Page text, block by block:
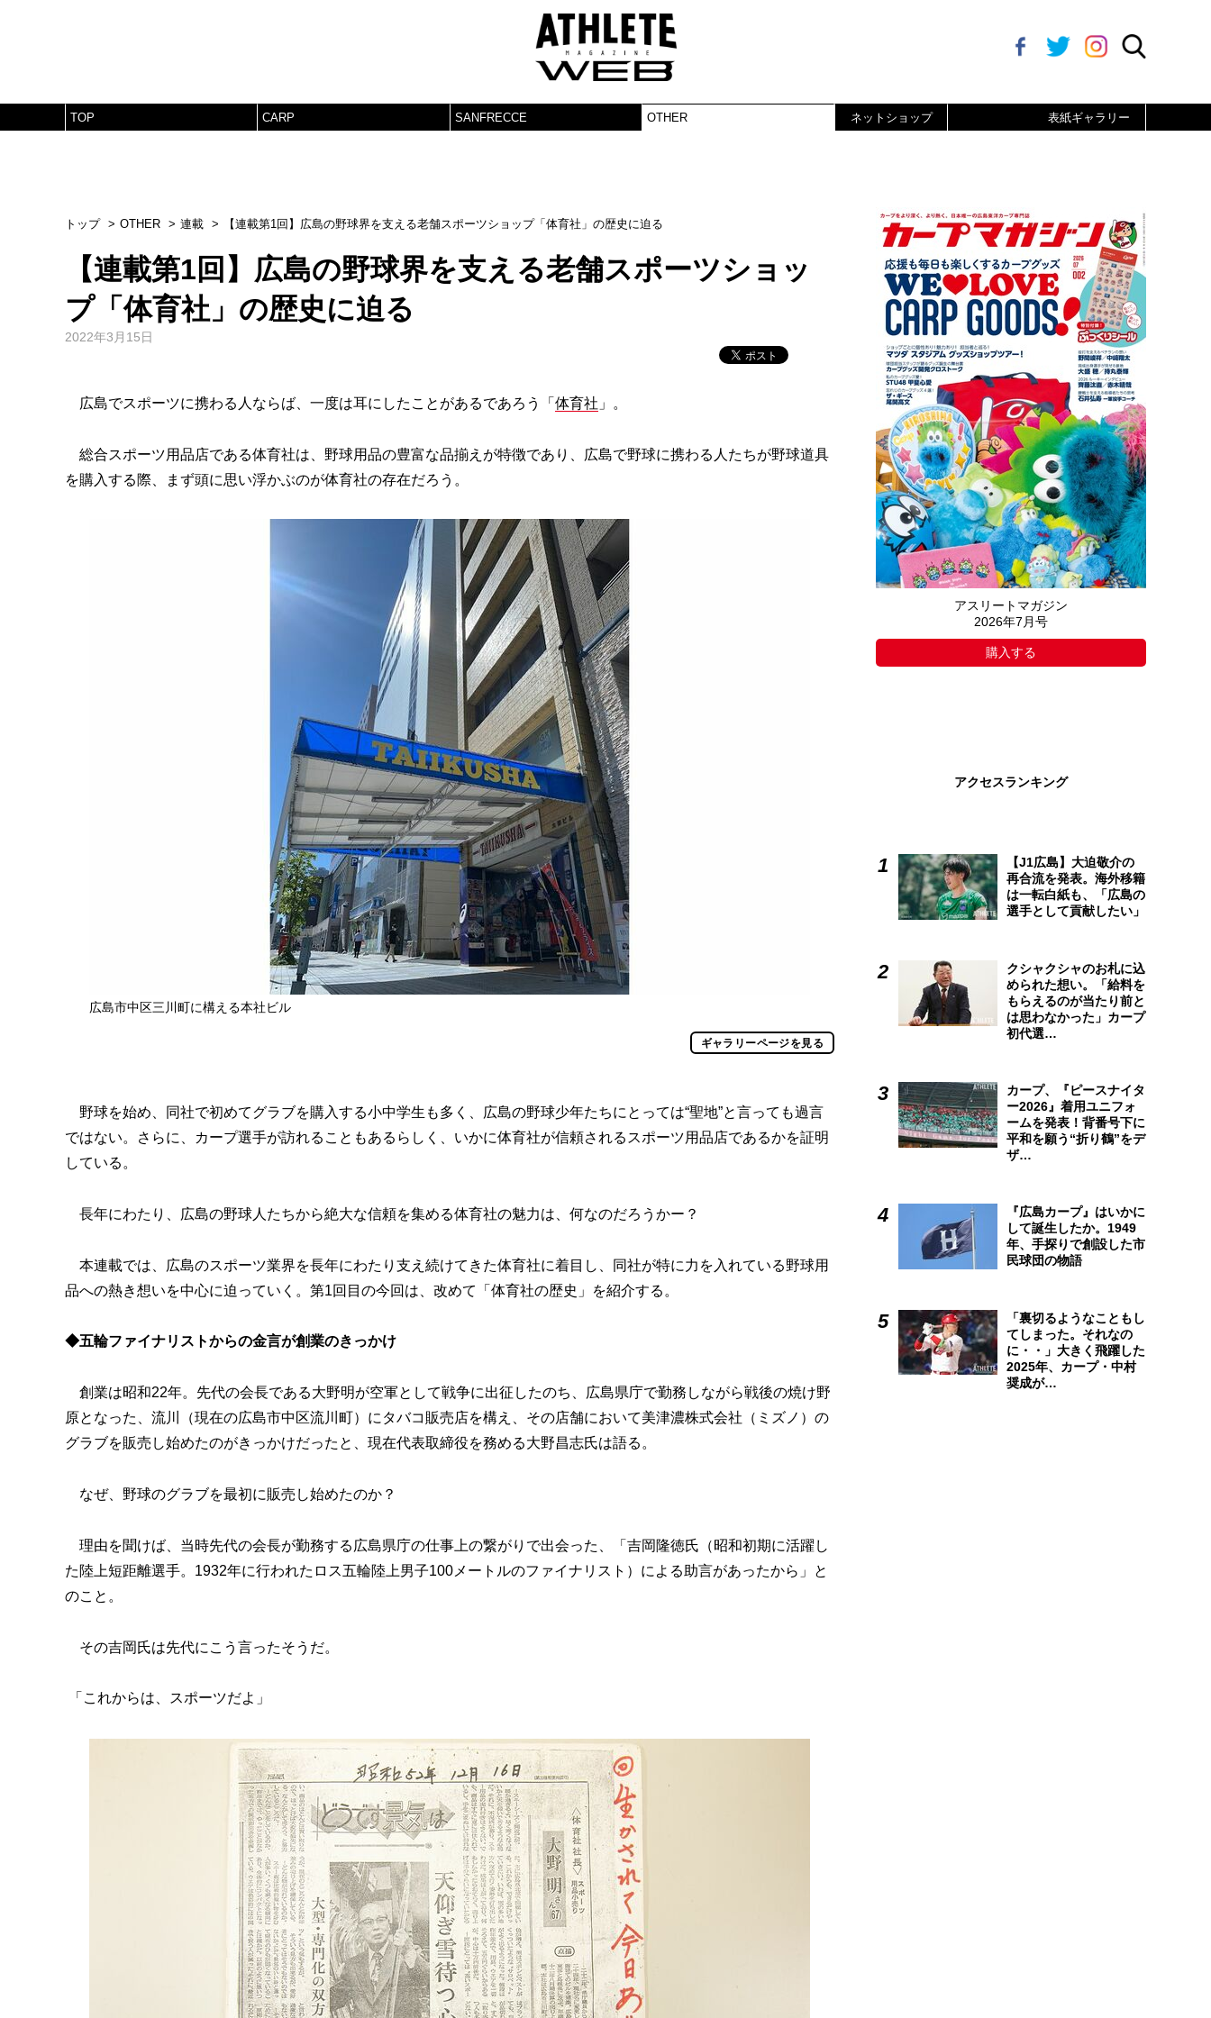
TOP CARP SANFRECCE OTHER ネットショップ 表紙ギャラリー
トップ OTHER 連載 【連載第1回】広島の野球界を支える老舗スポーツショップ「体育社」の歴史に迫る
【連載第1回】広島の野球界を支える老舗スポーツショッ
プ「体育社」の歴史に迫る
2022年3月15日
広島でスポーツに携わる人ならば、一度は耳にしたことがあるであろう「 体育社 」。
総合スポーツ用品店である体育社は、野球用品の豊富な品揃えが特徴であり、広島で野球に携わる人たちが野球道具
を購入する際、まず頭に思い浮かぶのが体育社の存在だろう。
広島市中区三川町に構える本社ビル
ギャラリーページを見る
野球を始め、同社で初めてグラブを購入する小中学生も多く、広島の野球少年たちにとっては“聖地”と言っても過言
ではない。さらに、カープ選手が訪れることもあるらしく、いかに体育社が信頼されるスポーツ用品店であるかを証明
している。
長年にわたり、広島の野球人たちから絶大な信頼を集める体育社の魅力は、何なのだろうかー？
本連載では、広島のスポーツ業界を長年にわたり支え続けてきた体育社に着目し、同社が特に力を入れている野球用
品への熱き想いを中心に迫っていく。第1回目の今回は、改めて「体育社の歴史」を紹介する。
◆五輪ファイナリストからの金言が創業のきっかけ
創業は昭和22年。先代の会長である大野明が空軍として戦争に出征したのち、広島県庁で勤務しながら戦後の焼け野
原となった、流川（現在の広島市中区流川町）にタバコ販売店を構え、その店舗において美津濃株式会社（ミズノ）の
グラブを販売し始めたのがきっかけだったと、現在代表取締役を務める大野昌志氏は語る。
なぜ、野球のグラブを最初に販売し始めたのか？
理由を聞けば、当時先代の会長が勤務する広島県庁の仕事上の繋がりで出会った、「吉岡隆徳氏（昭和初期に活躍し
た陸上短距離選手。1932年に行われたロス五輪陸上男子100メートルのファイナリスト）による助言があったから」と
のこと。
その吉岡氏は先代にこう言ったそうだ。
「これからは、スポーツだよ」
アスリートマガジン
2026年7月号
購入する
アクセスランキング
【J1広島】大迫敬介の
再合流を発表。海外移籍
は一転白紙も、「広島の
選手として貢献したい」
クシャクシャのお札に込
められた想い。「給料を
もらえるのが当たり前と
は思わなかった」カープ
初代選…
カープ、『ピースナイタ
ー2026』着用ユニフォ
ームを発表！背番号下に
平和を願う“折り鶴”をデ
ザ…
『広島カープ』はいかに
して誕生したか。1949
年、手探りで創設した市
民球団の物語
「裏切るようなこともし
てしまった。それなの
に・・」大きく飛躍した
2025年、カープ・中村
奨成が…